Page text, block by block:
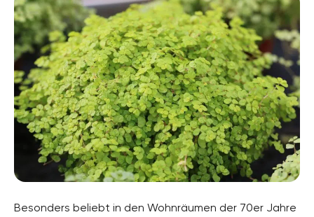
Besonders beliebt in den Wohnräumen der 70er Jahre